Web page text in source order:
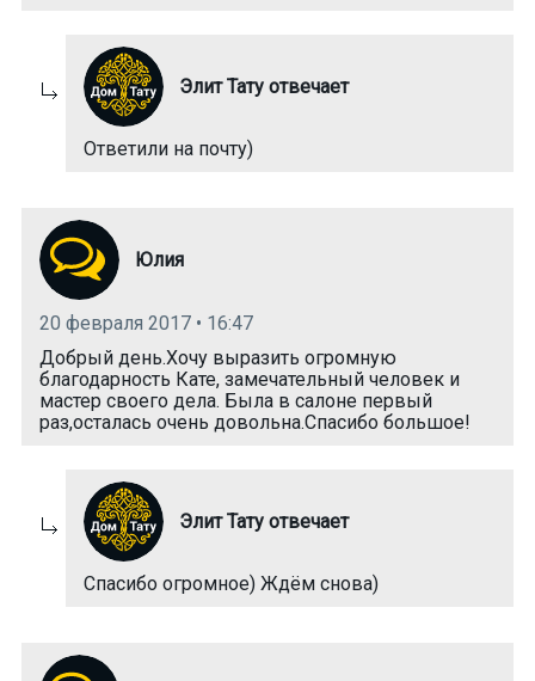
Элит Тату отвечает
Ответили на почту)
Юлия
20 февраля 2017 • 16:47
Добрый день.Хочу выразить огромную
благодарность Кате, замечательный человек и
мастер своего дела. Была в салоне первый
раз,осталась очень довольна.Спасибо большое!
Элит Тату отвечает
Спасибо огромное) Ждём снова)